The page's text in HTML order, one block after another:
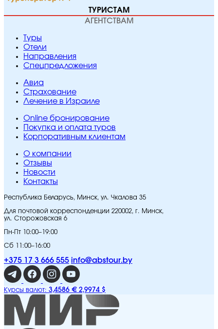
ТУРИСТАМ
АГЕНТСТВАМ
Туры
Отели
Направления
Спецпредложения
Авиа
Страхование
Лечение в Израиле
Online бронирование
Покупка и оплата туров
Корпоративным клиентам
O компании
Отзывы
Новости
Контакты
Республика Беларусь, Минск, ул. Чкалова 35
Для почтовой корреспонденции 220002, г. Минск,
ул. Сторожовская 6
Пн-Пт 10:00–19:00
Сб 11:00–16:00
+375 17 3 666 555 info@abstour.by
Курсы валют: 3,4586 € 2,9974 $